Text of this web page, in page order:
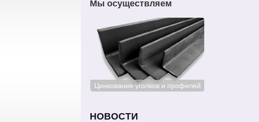
Мы осуществляем
Цинкование уголков и профилей
НОВОСТИ